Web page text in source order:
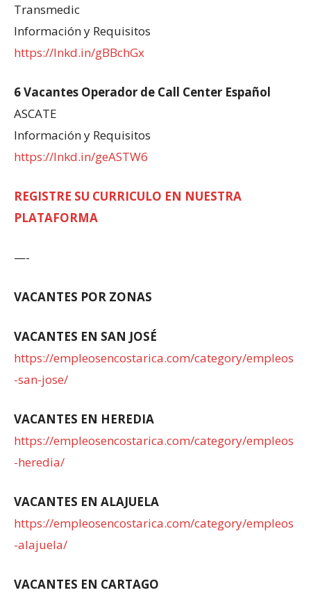
Transmedic
Información y Requisitos
https://lnkd.in/gBBchGx
6 Vacantes Operador de Call Center Español
ASCATE
Información y Requisitos
https://lnkd.in/geASTW6
REGISTRE SU CURRICULO EN NUESTRA
PLATAFORMA
—-
VACANTES POR ZONAS
VACANTES EN SAN JOSÉ
https://empleosencostarica.com/category/empleos
-san-jose/
VACANTES EN HEREDIA
https://empleosencostarica.com/category/empleos
-heredia/
VACANTES EN ALAJUELA
https://empleosencostarica.com/category/empleos
-alajuela/
VACANTES EN CARTAGO